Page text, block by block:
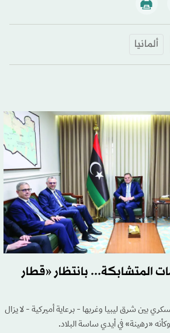
ألمانيا
المتشابكة... بانتظار «قطار
بين شرق ليبيا وغربها - برعاية أميركية - لا يزال
«رهينة» في أيدي ساسة البلاد.